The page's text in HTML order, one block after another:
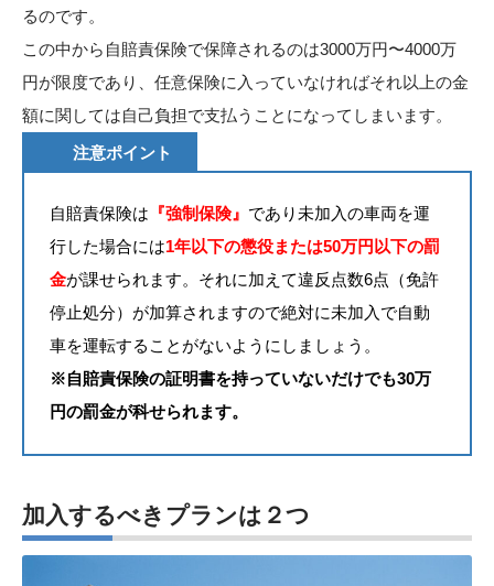
るのです。
この中から自賠責保険で保障されるのは3000万円〜4000万
円が限度であり、任意保険に入っていなければそれ以上の金
額に関しては自己負担で支払うことになってしまいます。
注意ポイント
自賠責保険は 『強制保険』 であり未加入の車両を運
行した場合には1年以下の懲役または50万円以下の罰
金が課せられます。それに加えて違反点数6点（免許
停止処分）が加算されますので絶対に未加入で自動
車を運転することがないようにしましょう。
※自賠責保険の証明書を持っていないだけでも30万
円の罰金が科せられます。
加入するべきプランは２つ